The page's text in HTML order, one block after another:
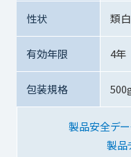
性状 類
有効年限 4年
包装規格
製品安全デー
製品